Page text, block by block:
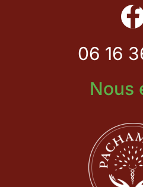
06 16
Nous